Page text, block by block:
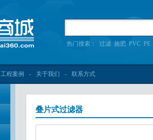
热门搜索： 过滤 施肥 PVC PE
工程案例 - 关于我们 - 联系方式
叠片式过滤器